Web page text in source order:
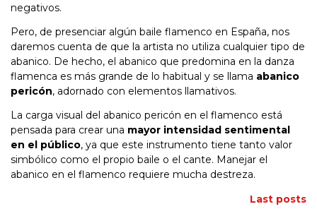
negativos.
Pero, de presenciar algún baile flamenco en España, nos
daremos cuenta de que la artista no utiliza cualquier tipo de
abanico. De hecho, el abanico que predomina en la danza
flamenca es más grande de lo habitual y se llama abanico
pericón, adornado con elementos llamativos.
La carga visual del abanico pericón en el flamenco está
pensada para crear una mayor intensidad sentimental
en el público, ya que este instrumento tiene tanto valor
simbólico como el propio baile o el cante. Manejar el
abanico en el flamenco requiere mucha destreza.
Last posts